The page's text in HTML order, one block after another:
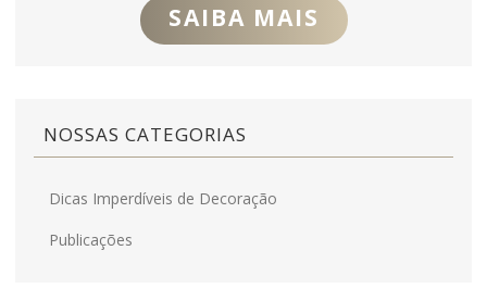
SAIBA MAIS
NOSSAS CATEGORIAS
Dicas Imperdíveis de Decoração
Publicações